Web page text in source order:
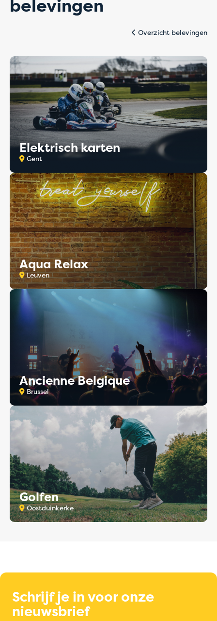
belevingen
Overzicht belevingen
Elektrisch karten
Gent
Aqua Relax
Leuven
Ancienne Belgique
Brussel
Golfen
Oostduinkerke
Schrijf je in voor onze
nieuwsbrief